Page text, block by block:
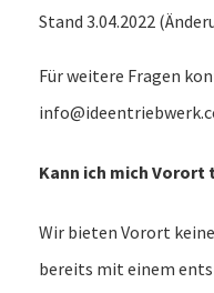
Stand 3.04.2022
Für weitere Fragen
Kann ich mich Vorort
Wir bieten Vorort
bereits mit einem